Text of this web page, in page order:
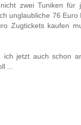
zwei Tuniken für
unglaubliche 76 Euro
Zugtickets kaufen
ich jetzt auch schon
...